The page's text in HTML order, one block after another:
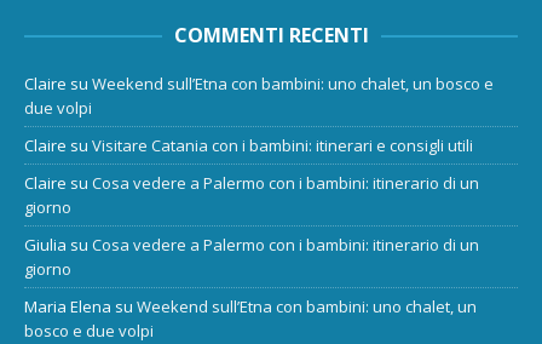
COMMENTI RECENTI
Claire su Weekend sull’Etna con bambini: uno chalet, un bosco e
due volpi
Claire su Visitare Catania con i bambini: itinerari e consigli utili
Claire su Cosa vedere a Palermo con i bambini: itinerario di un
giorno
Giulia su Cosa vedere a Palermo con i bambini: itinerario di un
giorno
Maria Elena su Weekend sull’Etna con bambini: uno chalet, un
bosco e due volpi